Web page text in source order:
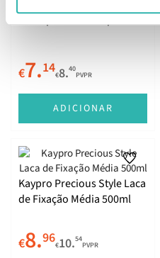
Shampoo Uso Frequente
€7.14€8.40
PVPR
ADICIONAR
Kaypro Precious Style Laca
de Fixação Média 500ml
€8.96€10.54
PVPR